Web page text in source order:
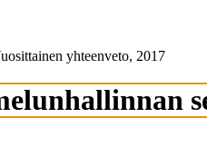
yhteenveto, 2017